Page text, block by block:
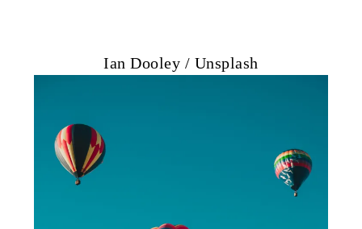
Ian Dooley / Unsplash